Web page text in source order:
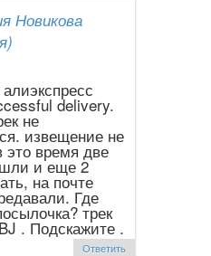
Новикова
delivery.
не
извещение не
это время две
и еще 2
на почте
Где
трек
. Подскажите .
Ответить